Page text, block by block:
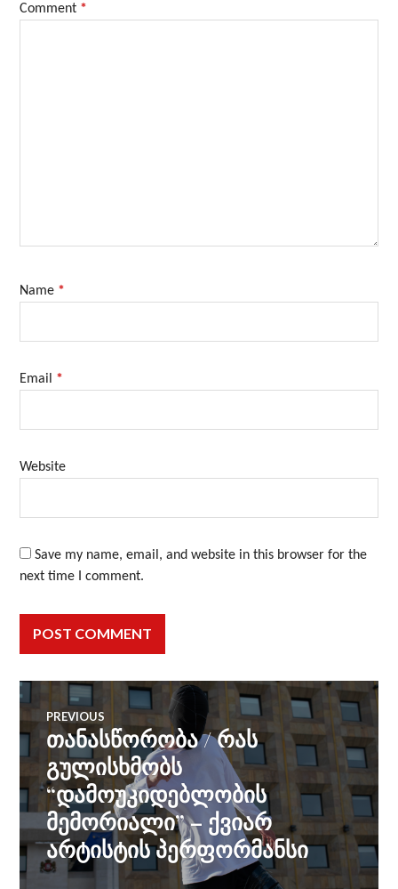
Comment *
Name *
Email *
Website
Save my name, email, and website in this browser for the
next time I comment.
Post
navigation
PREVIOUS
Previous
post:
თანასწორობა / რას
გულისხმობს
“დამოუკიდებლობის
მემორიალი” – ქვიარ
არტისტის პერფორმანსი